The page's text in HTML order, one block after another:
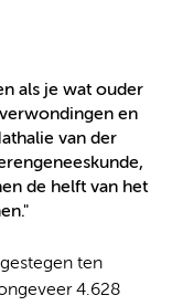
als je wat ouder
en
van der
de helft van het
ten
4.628